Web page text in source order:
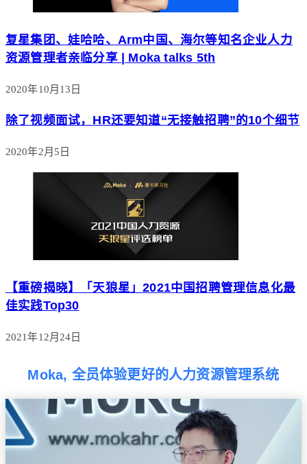
复星集团、娃哈哈、Arm中国、海尔等知名企业人力
资源管理者亲临分享 | Moka talks 5th
2020年10月13日
除了视频面试，HR还要知道“无接触招聘”的10个细节
2020年2月5日
【重磅揭晓】「天狼星」2021中国招聘管理信息化最
佳实践Top30
2021年12月24日
Moka, 全员体验更好的人力资源管理系统